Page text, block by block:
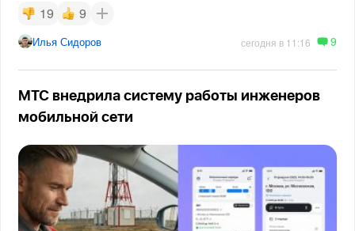
19 9
Илья Сидоров сегодня в 11:16 9
МТС внедрила систему работы инженеров
мобильной сети